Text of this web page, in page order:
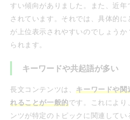
すい傾向がありました。また、近年
されています。それでは、具体的
が上位表示されやすいのでしょう
られます。
キーワードや共起語が多い
長文コンテンツは、キーワードや関
れることが一般的です。これにより
ンツが特定のトピックに関連してい